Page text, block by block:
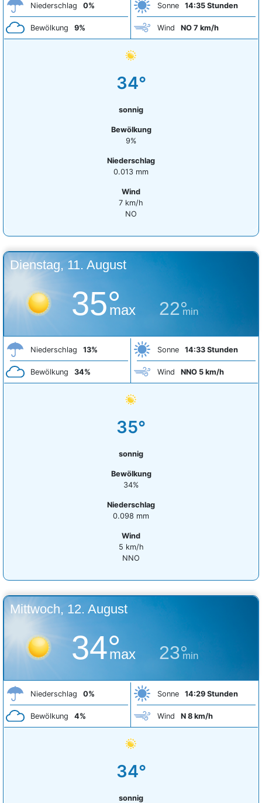
Niederschlag 0%
Bewölkung 9%
Sonne 14:35 Stunden
Wind NO 7 km/h
34°
sonnig
Bewölkung
9%
Niederschlag
0.013 mm
Wind
7 km/h
NO
Dienstag, 11. August
35°
max 22°
min
Niederschlag 13%
Bewölkung 34%
Sonne 14:33 Stunden
Wind NNO 5 km/h
35°
sonnig
Bewölkung
34%
Niederschlag
0.098 mm
Wind
5 km/h
NNO
Mittwoch, 12. August
34°
max 23°
min
Niederschlag 0%
Bewölkung 4%
Sonne 14:29 Stunden
Wind N 8 km/h
34°
sonnig